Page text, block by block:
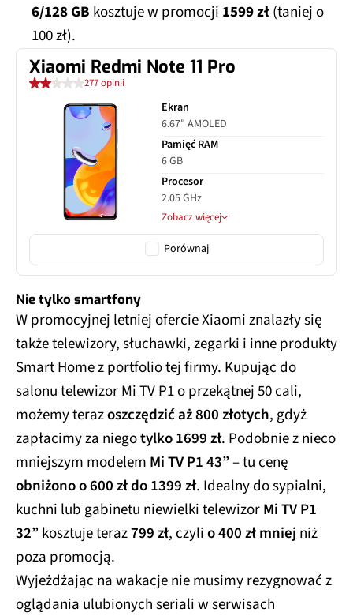
6/128 GB kosztuje w promocji 1599 zł(taniej o
100 zł).
Xiaomi Redmi Note 11 Pro
277 opinii
Ekran
6.67" AMOLED
Pamięć RAM
6 GB
Procesor
2.05 GHz
Zobacz więcej
Porównaj
Nie tylko smartfony
W promocyjnej letniej ofercie Xiaomi znalazły się
także telewizory, słuchawki, zegarki i inne produkty
Smart Home z portfolio tej firmy. Kupując do
salonu telewizor Mi TV P1 o przekątnej 50 cali,
możemy terazoszczędzić aż 800 złotych, gdyż
zapłacimy za niegotylko 1699 zł. Podobnie z nieco
mniejszym modelem Mi TV P1 43”– tu cenę
obniżono o 600 zł do 1399 zł. Idealny do sypialni,
kuchni lub gabinetu niewielki telewizorMi TV P1
32” kosztuje teraz799 zł, czylio 400 zł mniej niż
poza promocją.
Wyjeżdżając na wakacje nie musimy rezygnować z
oglądania ulubionych seriali w serwisach